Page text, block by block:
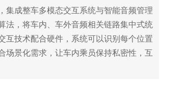
集成整车多模态交互系统与智能音频管理
法，将车内、车外音频相关链路集中式统
互技术配合硬件，系统可以识别每个位置
场景化需求，让车内乘员保持私密性，互